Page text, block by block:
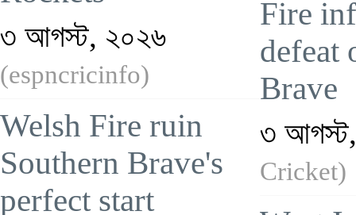
৩ আগস্ট, ২০২৬
(espncricinfo)
Welsh Fire ruin
Southern Brave's
perfect start
Fire
defeat
Brave
৩
Cricket)